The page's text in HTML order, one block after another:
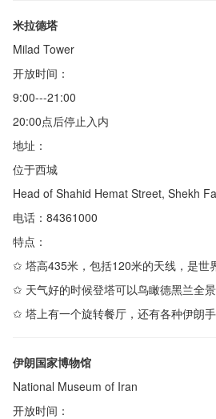
米拉德塔
Milad Tower
开放时间：
9:00---21:00
20:00点后停止入内
地址：
位于西城
Head of Shahid Hemat Street, Shekh
电话： 84361000
特点：
✩ 塔高435米，包括120米的天线，是世
✩ 天气好的时候登塔可以鸟瞰德黑兰全景
✩ 塔上有一个旋转餐厅，还有各种伊朗
伊朗国家博物馆
National Museum of Iran
开放时间：